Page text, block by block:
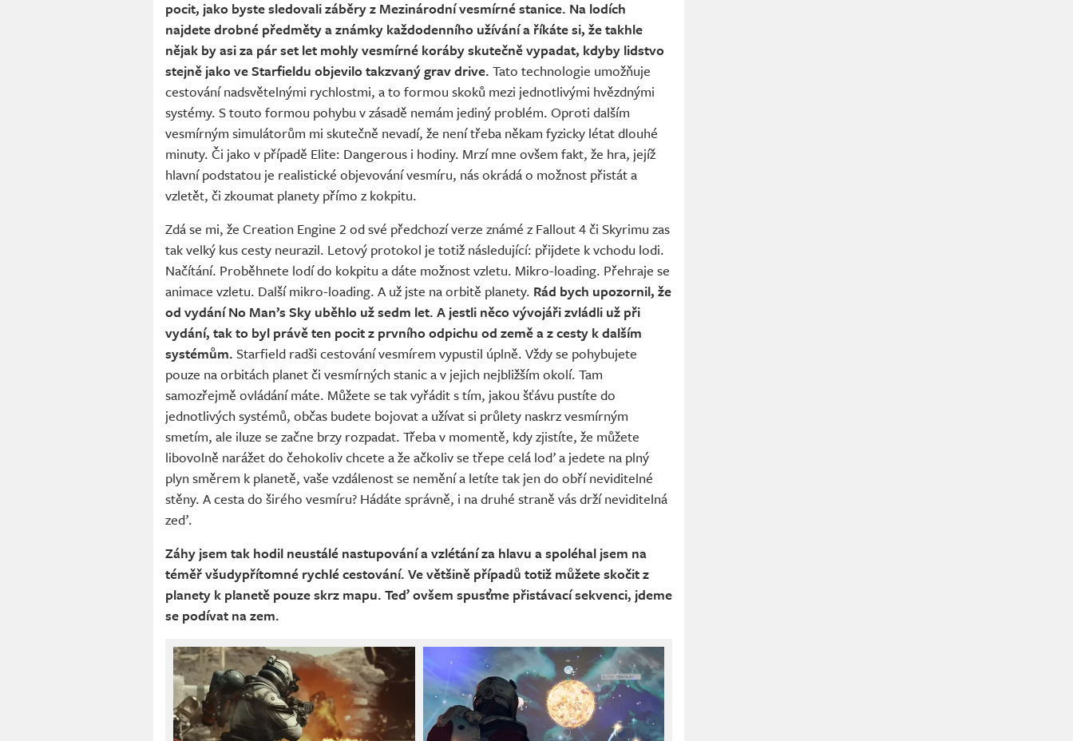
pocit, jako byste sledovali záběry z Mezinárodní vesmírné stanice. Na lodích
najdete drobné předměty a známky každodenního užívání a říkáte si, že takhle
nějak by asi za pár set let mohly vesmírné koráby skutečně vypadat, kdyby lidstvo
stejně jako ve Starfieldu objevilo takzvaný grav drive. Tato technologie umožňuje
cestování nadsvětelnými rychlostmi, a to formou skoků mezi jednotlivými hvězdnými
systémy. S touto formou pohybu v zásadě nemám jediný problém. Oproti dalším
vesmírným simulátorům mi skutečně nevadí, že není třeba někam fyzicky létat dlouhé
minuty. Či jako v případě Elite: Dangerous i hodiny. Mrzí mne ovšem fakt, že hra, jejíž
hlavní podstatou je realistické objevování vesmíru, nás okrádá o možnost přistát a
vzletět, či zkoumat planety přímo z kokpitu.
Zdá se mi, že Creation Engine 2 od své předchozí verze známé z Fallout 4 či Skyrimu zas
tak velký kus cesty neurazil. Letový protokol je totiž následující: přijdete k vchodu lodi.
Načítání. Proběhnete lodí do kokpitu a dáte možnost vzletu. Mikro-loading. Přehraje se
animace vzletu. Další mikro-loading. A už jste na orbitě planety. Rád bych upozornil, že
od vydání No Man’s Sky uběhlo už sedm let. A jestli něco vývojáři zvládli už při
vydání, tak to byl právě ten pocit z prvního odpichu od země a z cesty k dalším
systémům. Starfield radši cestování vesmírem vypustil úplně. Vždy se pohybujete
pouze na orbitách planet či vesmírných stanic a v jejich nejbližším okolí. Tam
samozřejmě ovládání máte. Můžete se tak vyřádit s tím, jakou šťávu pustíte do
jednotlivých systémů, občas budete bojovat a užívat si průlety naskrz vesmírným
smetím, ale iluze se začne brzy rozpadat. Třeba v momentě, kdy zjistíte, že můžete
libovolně narážet do čehokoliv chcete a že ačkoliv se třepe celá loď a jedete na plný
plyn směrem k planetě, vaše vzdálenost se nemění a letíte tak jen do obří neviditelné
stěny. A cesta do širého vesmíru? Hádáte správně, i na druhé straně vás drží neviditelná
zeď.
Záhy jsem tak hodil neustálé nastupování a vzlétání za hlavu a spoléhal jsem na
téměř všudypřítomné rychlé cestování. Ve většině případů totiž můžete skočit z
planety k planetě pouze skrz mapu. Teď ovšem spusťme přistávací sekvenci, jdeme
se podívat na zem.